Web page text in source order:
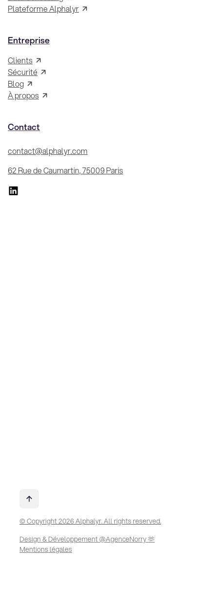
Plateforme Alphalyr
Entreprise
Clients
Sécurité
Blog
À propos
Contact
contact@alphalyr.com
62 Rue de Caumartin, 75009 Paris
© Copyright 2026 Alphalyr. All rights reserved.
Design & Développement @AgenceNorry 🫶
Mentions légales